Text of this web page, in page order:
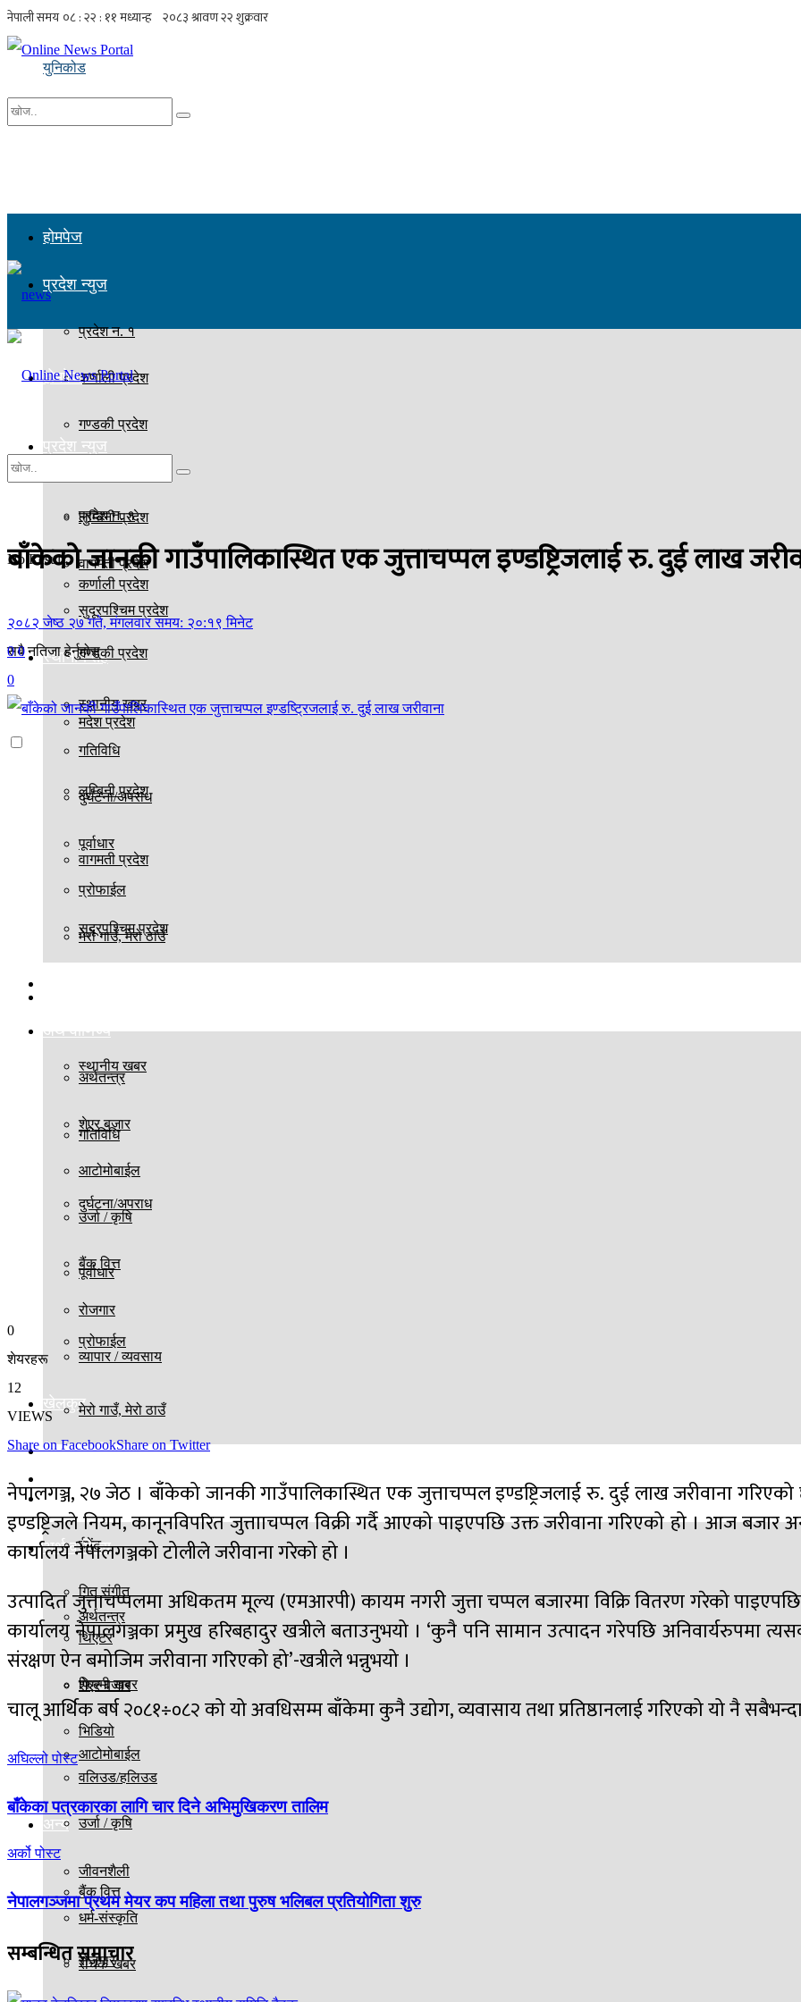
युनिकोड
होमपेज
प्रदेश न्युज
प्रदेश न. १
कर्णाली प्रदेश
गण्डकी प्रदेश
लुम्बिनी प्रदेश
वागमती प्रदेश
सुदूरपश्चिम प्रदेश
स्थानीय तह
स्थानीय खबर
गतिविधि
दुर्घटना/अपराध
पूर्वाधार
प्रोफाईल
मेरो गाउँ, मेरो ठाउँ
अर्थ वाणिज्य
अर्थतन्त्र
शेएर बजार
आटोमोबाईल
उर्जा / कृषि
बैंक वित्त
रोजगार
व्यापार / व्यवसाय
खेलकुद
विज्ञान प्रविधि
मनोरञ्जन
ईभेंट
गित संगीत
थिएटर
फिल्मी खबर
भिडियो
वलिउड/हलिउड
अन्य
जीवनशैली
धर्म-संस्कृति
रोचक खबर
होमपेज
प्रदेश न्युज
प्रदेश न. १
कर्णाली प्रदेश
गण्डकी प्रदेश
मदेश प्रदेश
लुम्बिनी प्रदेश
वागमती प्रदेश
सुदूरपश्चिम प्रदेश
स्थानीय खबर
गतिविधि
दुर्घटना/अपराध
पूर्वाधार
प्रोफाईल
मेरो गाउँ, मेरो ठाउँ
अर्थ वाणिज्य
अर्थतन्त्र
शेएर बजार
आटोमोबाईल
उर्जा / कृषि
बैंक वित्त
रोजगार
No Result
सबै नतिजा हेर्नुहोस्
बाँकेको जानकी गाउँपालिकास्थित एक जुत्ताचप्पल इण्डष्ट्रिजलाई रु. दुई लाख
२०८२ जेष्ठ २७ गते, मंगलवार समय: २०:१९ मिनेट
0 0
0
0
शेयरहरू
12
VIEWS
Share on FacebookShare on Twitter
नेपालगञ्ज, २७ जेठ । बाँकेको जानकी गाउँपालिकास्थित एक जुत्ताचप्पल इण्डष्ट्रिजलाई रु. दुई लाख जरीवाना
इण्डष्ट्रिजले नियम, कानूनविपरित जुत्तााचप्पल विक्री गर्दै आएको पाइएपछि उक्त जरीवाना गरिएको हो । आज
कार्यालय नेपालगञ्जको टोलीले जरीवाना गरेको हो ।
उत्पादित जुत्ताचप्पलमा अधिकतम मूल्य (एमआरपी) कायम नगरी जुत्ता चप्पल बजारमा विक्रि वितरण गरेको
कार्यालय नेपालगञ्जका प्रमुख हरिबहादुर खत्रीले बताउनुभयो । ‘कुनै पनि सामान उत्पादन गरेपछि अनिवार्यरुपमा
संरक्षण ऐन बमोजिम जरीवाना गरिएको हो’-खत्रीले भन्नुभयो ।
चालू आर्थिक बर्ष २०८१÷०८२ को यो अवधिसम्म बाँकेमा कुनै उद्योग, व्यवासाय तथा प्रतिष्ठानलाई गरिएको यो नै
अघिल्लो पोस्ट
बाँकेका पत्रकारका लागि चार दिने अभिमुखिकरण तालिम
अर्को पोस्ट
नेपालगञ्जमा प्रथम मेयर कप महिला तथा पुरुष भलिबल प्रतियोगिता शुरु
सम्बन्धितसमाचार